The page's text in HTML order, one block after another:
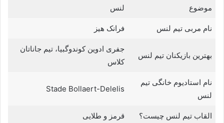
موضوع لنس
نام مربی تیم لنس فرانک هیز
بهترین بازیکنان تیم لنس
جفری ادوین کوندوگبیا، تیم جاناتان
کلاس
نام استادیوم خانگی تیم
لنس
Stade Bollaert-Delelis
القاب تیم لنس چیست؟ قرمز و طلایی